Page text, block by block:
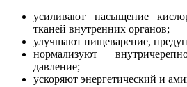
усиливают насыщение
тканей внутренних органов;
улучшают пищеварение,
нормализуют
давление;
ускоряют энергетический и